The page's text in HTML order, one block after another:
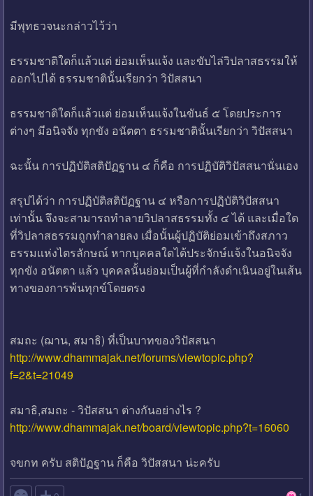
มีพุทธวจนะกล่าวไว้ว่า
ธรรมชาติใดก็แล้วแต่ ย่อมเห็นแจ้ง และขับไล่วิปลาสธรรมให้
ออกไปได้ ธรรมชาตินั้นเรียกว่า วิปัสสนา
ธรรมชาติใดก็แล้วแต่ ย่อมเห็นแจ้งในขันธ์ ๕ โดยประการ
ต่างๆ มีอนิจจัง ทุกขัง อนัตตา ธรรมชาตินั้นเรียกว่า วิปัสสนา
ฉะนั้น การปฏิบัติสติปัฏฐาน ๔ ก็คือ การปฏิบัติวิปัสสนานั่นเอง
สรุปได้ว่า การปฏิบัติสติปัฏฐาน ๔ หรือการปฏิบัติวิปัสสนา
เท่านั้น จึงจะสามารถทำลายวิปลาสธรรมทั้ง ๔ ได้ และเมื่อใด
ที่วิปลาสธรรมถูกทำลายลง เมื่อนั้นผู้ปฏิบัติย่อมเข้าถึงสภาว
ธรรมแห่งไตรลักษณ์ หากบุคคลใดได้ประจักษ์แจ้งในอนิจจัง
ทุกขัง อนัตตา แล้ว บุคคลนั้นย่อมเป็นผู้ที่กำลังดำเนินอยู่ในเส้น
ทางของการพ้นทุกข์โดยตรง
สมถะ (ฌาน, สมาธิ) ที่เป็นบาทของวิปัสสนา
http://www.dhammajak.net/forums/viewtopic.php?
f=2&t=21049
สมาธิ,สมถะ - วิปัสสนา ต่างกันอย่างไร ?
http://www.dhammajak.net/board/viewtopic.php?t=16060
จขกท ครับ สติปัฏฐาน ก็คือ วิปัสสนา น่ะครับ